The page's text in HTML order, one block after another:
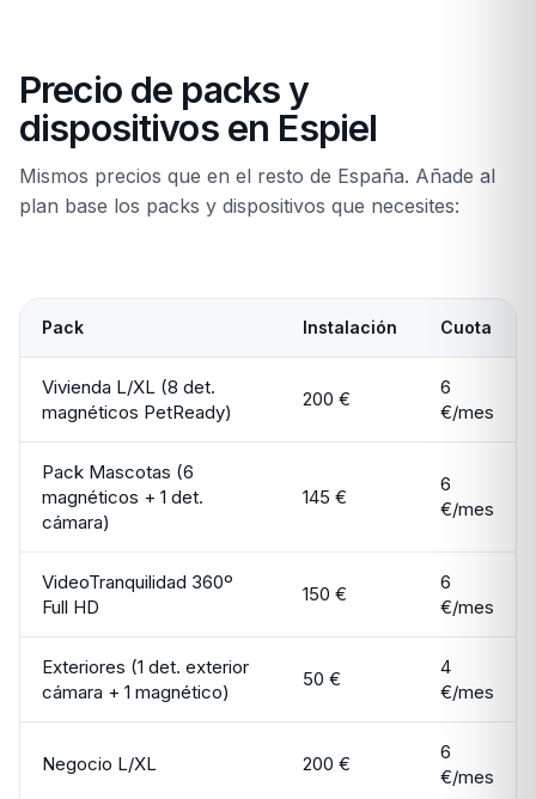
Precio de packs y
dispositivos en Espiel
Mismos precios que en el resto de España. Añade al
plan base los packs y dispositivos que necesites:
Pack Instalación Cuota
Vivienda L/XL (8 det.
magnéticos PetReady)
200 €
6
€/mes
Pack Mascotas (6
magnéticos + 1 det.
cámara)
145 €
6
€/mes
VideoTranquilidad 360º
Full HD
150 €
6
€/mes
Exteriores (1 det. exterior
cámara + 1 magnético)
50 €
4
€/mes
Negocio L/XL 200 €
6
€/mes